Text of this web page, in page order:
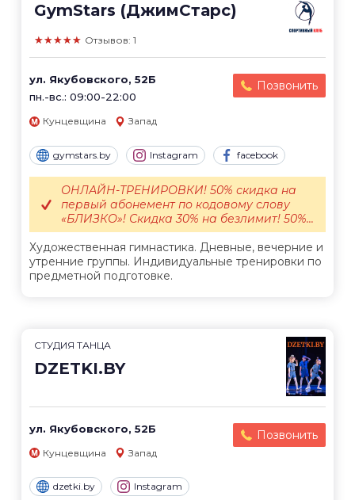
GymStars (ДжимСтарс)
★★★★★ Отзывов: 1
ул. Якубовского, 52Б
пн.-вс.: 09:00-22:00
Позвонить
Кунцевщина Запад
gymstars.by Instagram facebook
Художественная гимнастика. Дневные, вечерние и
утренние группы. Индивидуальные тренировки по
предметной подготовке.
ОНЛАЙН-ТРЕНИРОВКИ! 50% скидка на
первый абонемент по кодовому слову
«БЛИЗКО»! Скидка 30% на безлимит! 50%...
СТУДИЯ ТАНЦА
DZETKI.BY
ул. Якубовского, 52Б Позвонить
Кунцевщина Запад
dzetki.by Instagram